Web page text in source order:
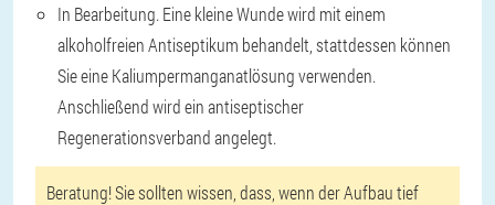
In Bearbeitung. Eine kleine Wunde wird mit einem
alkoholfreien Antiseptikum behandelt, stattdessen können
Sie eine Kaliumpermanganatlösung verwenden.
Anschließend wird ein antiseptischer
Regenerationsverband angelegt.
Beratung! Sie sollten wissen, dass, wenn der Aufbau tief